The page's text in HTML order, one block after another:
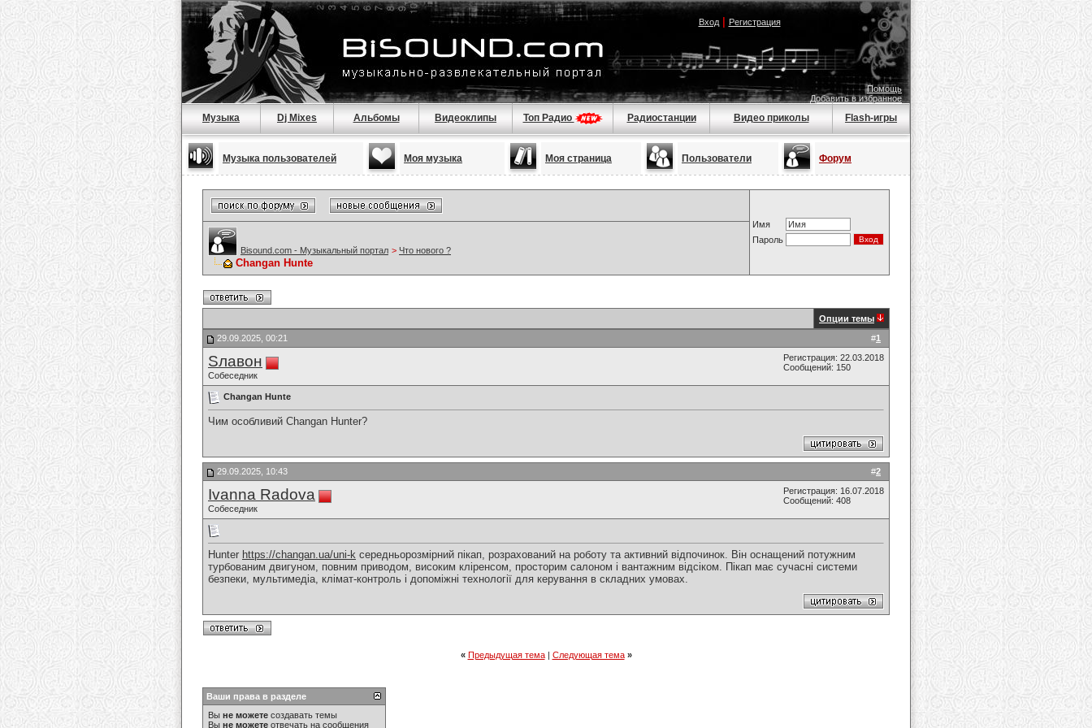
Вход| Регистрация
Помощь
Добавить в избранное
Музыка Dj Mixes Альбомы Видеоклипы Топ Радио Радиостанции Видео приколы Flash-игры
Музыка пользователей Моя музыка Моя страница Пользователи Форум
Имя
Пароль
Bisound.com - Музыкальный портал > Что нового ?
Changan Hunte
Опции темы
#1
29.09.2025, 00:21
Sлавон
Собеседник
Регистрация: 22.03.2018
Сообщений: 150
Changan Hunte
Чим особливий Changan Hunter?
#2
29.09.2025, 10:43
Ivanna Radova
Собеседник
Регистрация: 16.07.2018
Сообщений: 408
Hunter https://changan.ua/uni-k середньорозмірний пікап, розрахований на роботу та активний відпочинок. Він оснащений потужним
турбованим двигуном, повним приводом, високим кліренсом, просторим салоном і вантажним відсіком. Пікап має сучасні системи
безпеки, мультимедіа, клімат-контроль і допоміжні технології для керування в складних умовах.
« Предыдущая тема| Следующая тема »
Ваши права в разделе
Вы не можете создавать темы
Вы не можете отвечать на сообщения